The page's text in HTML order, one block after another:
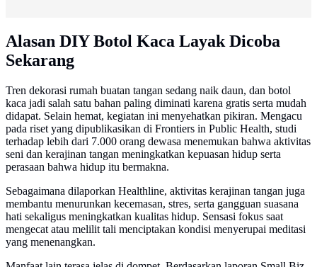
Alasan DIY Botol Kaca Layak Dicoba
Sekarang
Tren dekorasi rumah buatan tangan sedang naik daun, dan botol
kaca jadi salah satu bahan paling diminati karena gratis serta mudah
didapat. Selain hemat, kegiatan ini menyehatkan pikiran. Mengacu
pada riset yang dipublikasikan di Frontiers in Public Health, studi
terhadap lebih dari 7.000 orang dewasa menemukan bahwa aktivitas
seni dan kerajinan tangan meningkatkan kepuasan hidup serta
perasaan bahwa hidup itu bermakna.
Sebagaimana dilaporkan Healthline, aktivitas kerajinan tangan juga
membantu menurunkan kecemasan, stres, serta gangguan suasana
hati sekaligus meningkatkan kualitas hidup. Sensasi fokus saat
mengecat atau melilit tali menciptakan kondisi menyerupai meditasi
yang menenangkan.